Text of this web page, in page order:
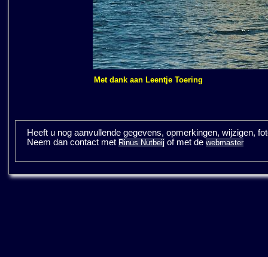
Met dank aan Leentje Toering
Heeft u nog aanvullende gegevens, opmerkingen, wijzigen,
Neem dan contact met Rinus Nutbeij of met de webmaster